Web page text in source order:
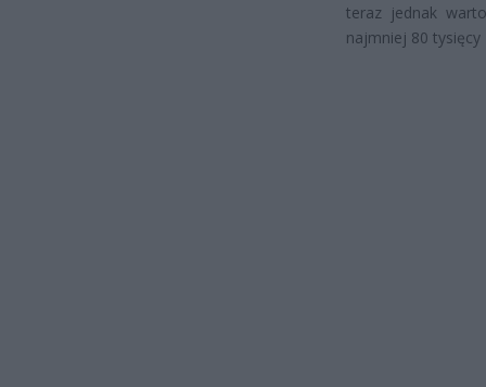
teraz jednak
najmniej 80 tysięcy